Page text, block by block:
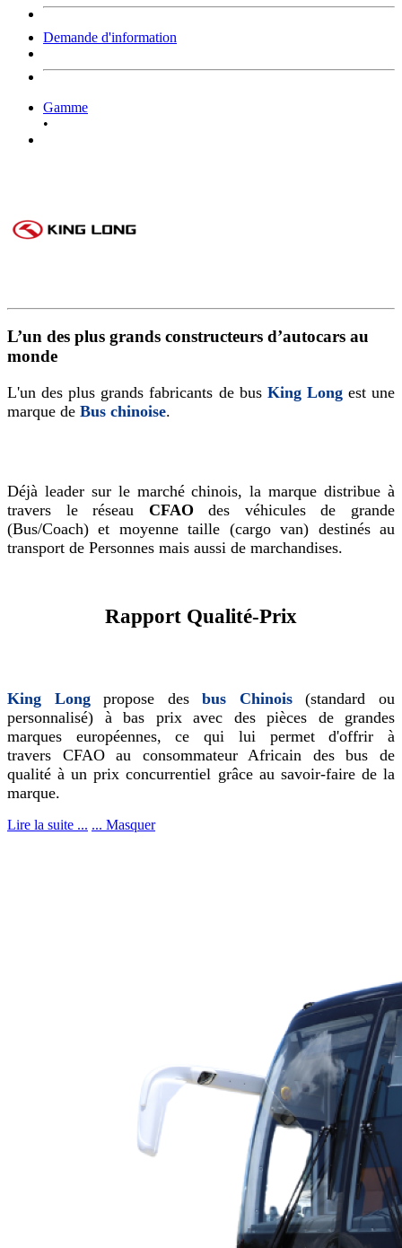
Demande d'information
Gamme
•
L’un des plus grands constructeurs d’autocars au
monde
L'un des plus grands fabricants de bus King Longest une
marque de Bus chinoise.
Déjà leader sur le marché chinois, la marque distribue à
travers le réseau CFAO des véhicules de grande
(Bus/Coach) et moyenne taille (cargo van) destinés au
transport de Personnes mais aussi de marchandises.
Rapport Qualité-Prix
King Longpropose desbus Chinois(standard ou
personnalisé) à bas prix avec des pièces de grandes
marques européennes, ce qui lui permet d'offrir à
travers CFAO au consommateur Africain des bus de
qualité à un prix concurrentiel grâce au savoir-faire de la
marque.
Lire la suite ... ... Masquer